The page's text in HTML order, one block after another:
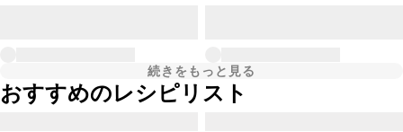
続きをもっと見る
おすすめのレシピリスト